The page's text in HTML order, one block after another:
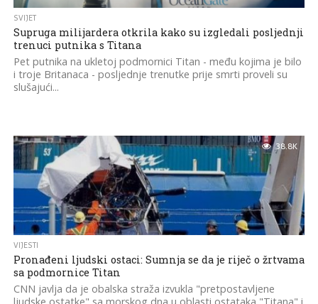
SVIJET
Supruga milijardera otkrila kako su izgledali posljednji
trenuci putnika s Titana
Pet putnika na ukletoj podmornici Titan - među kojima je bilo
i troje Britanaca - posljednje trenutke prije smrti proveli su
slušajući...
38.8K
VIJESTI
Pronađeni ljudski ostaci: Sumnja se da je riječ o žrtvama
sa podmornice Titan
CNN javlja da je obalska straža izvukla "pretpostavljene